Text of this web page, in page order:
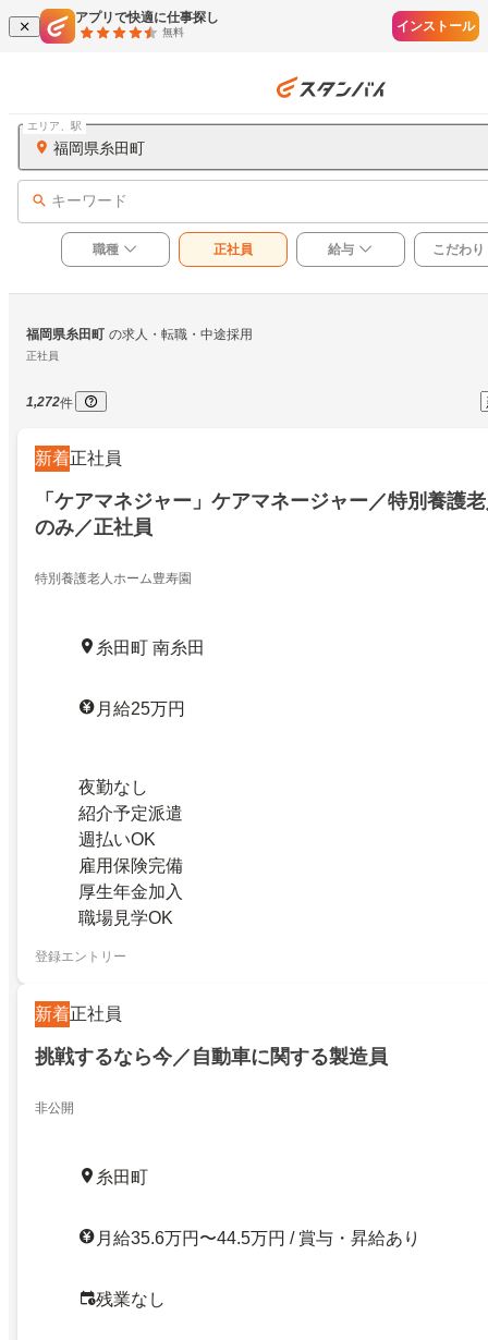
アプリで快適に仕事探し
無料 インストール
福岡県糸田町
エリア、駅
キーワード
職種 正社員 給与 こだわり
福岡県糸田町 の求人・転職・中途採用
正社員
1,272件
新着正社員
「ケアマネジャー」ケアマネージャー／特別養護
のみ／正社員
特別養護老人ホーム豊寿園
糸田町 南糸田
月給25万円
夜勤なし
紹介予定派遣
週払いOK
雇用保険完備
厚生年金加入
職場見学OK
登録エントリー
新着正社員
挑戦するなら今／自動車に関する製造員
非公開
糸田町
月給35.6万円〜44.5万円 / 賞与・昇給あり
残業なし